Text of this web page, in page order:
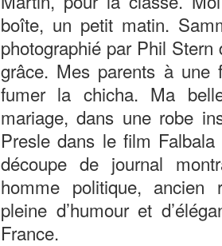
boîte, un petit matin.
photographié par Phil Stern
grâce. Mes parents à une
fumer la chicha. Ma
mariage, dans une robe
Presle dans le film
découpe de journal
homme politique, ancien
pleine d’humour et
France.